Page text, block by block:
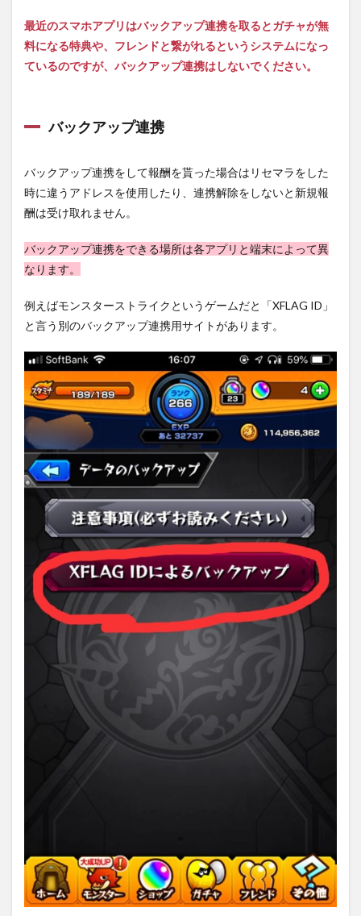
最近のスマホアプリはバックアップ連携を取るとガチャが無
料になる特典や、フレンドと繋がれるというシステムになっ
ているのですが、バックアップ連携はしないでください。
バックアップ連携
バックアップ連携をして報酬を貰った場合はリセマラをした
時に違うアドレスを使用したり、連携解除をしないと新規報
酬は受け取れません。
バックアップ連携をできる場所は各アプリと端末によって異
なります。
例えばモンスターストライクというゲームだと「XFLAG ID」
と言う別のバックアップ連携用サイトがあります。